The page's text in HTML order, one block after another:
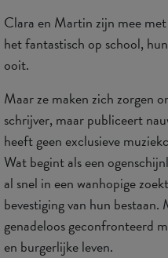
Clara en Martin zijn mee
het fantastisch op school,
ooit.
Maar ze maken zich zorgen
schrijver, maar publiceert
heeft geen exclusieve
Wat begint als een
al snel in een wanhopige
bevestiging van hun
genadeloos geconfronteerd
en burgerlijke leven.